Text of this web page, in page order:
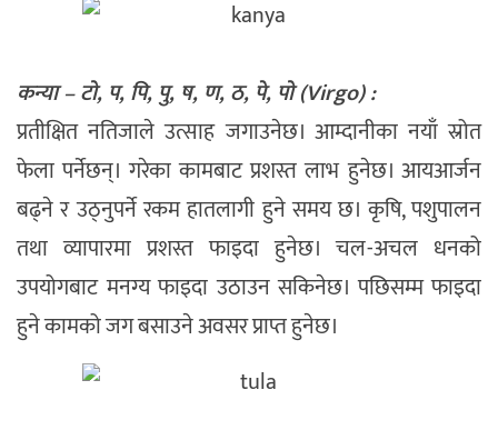
कन्या – टो, प, पि, पु, ष, ण, ठ, पे, पो (Virgo) :
प्रतीक्षित नतिजाले उत्साह जगाउनेछ। आम्दानीका नयाँ स्रोत
फेला पर्नेछन्। गरेका कामबाट प्रशस्त लाभ हुनेछ। आयआर्जन
बढ्ने र उठ्नुपर्ने रकम हातलागी हुने समय छ। कृषि, पशुपालन
तथा व्यापारमा प्रशस्त फाइदा हुनेछ। चल-अचल धनको
उपयोगबाट मनग्य फाइदा उठाउन सकिनेछ। पछिसम्म फाइदा
हुने कामको जग बसाउने अवसर प्राप्त हुनेछ।